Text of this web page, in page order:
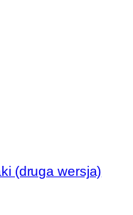
(druga wersja)